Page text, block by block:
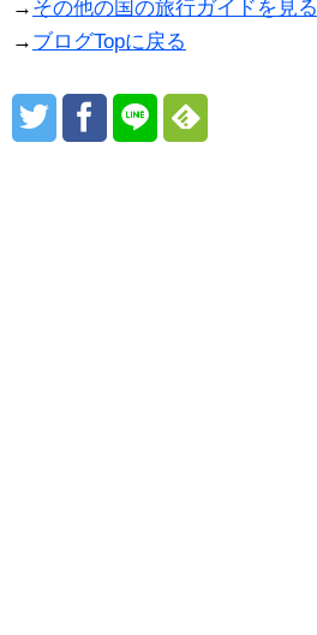
→ その他の国の旅行ガイドを見る
→ ブログTopに戻る